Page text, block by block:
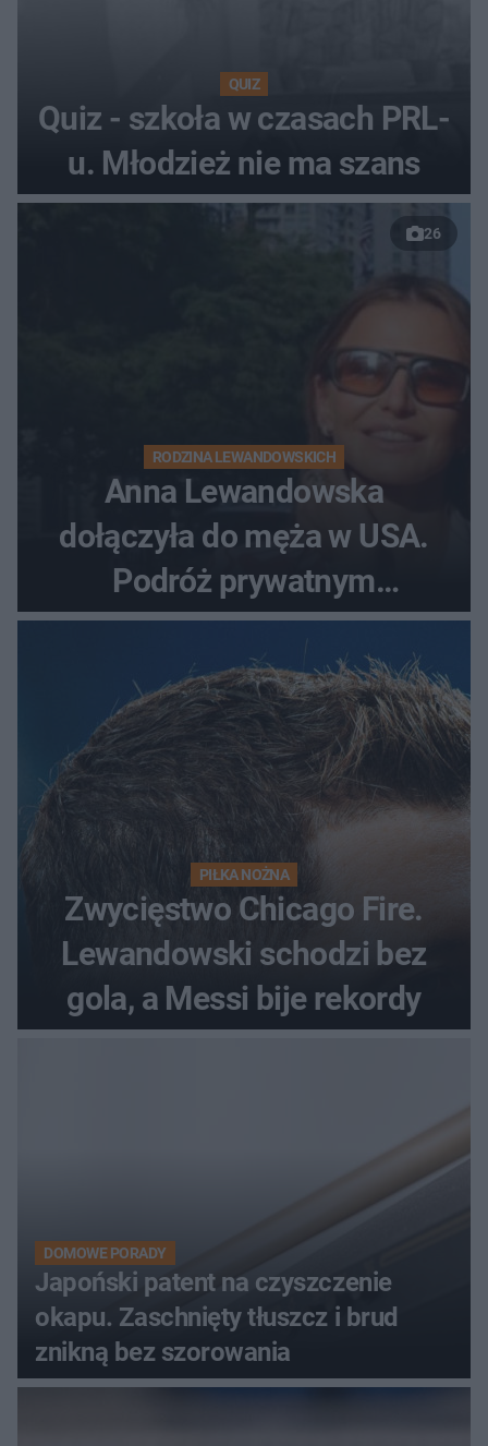
QUIZ
Quiz - szkoła w czasach PRL-
u. Młodzież nie ma szans
26
RODZINA LEWANDOWSKICH
Anna Lewandowska
dołączyła do męża w USA.
Podróż prywatnym
odrzutowcem to dopiero
początek!
PIŁKA NOŻNA
Zwycięstwo Chicago Fire.
Lewandowski schodzi bez
gola, a Messi bije rekordy
DOMOWE PORADY
Japoński patent na czyszczenie
okapu. Zaschnięty tłuszcz i brud
znikną bez szorowania